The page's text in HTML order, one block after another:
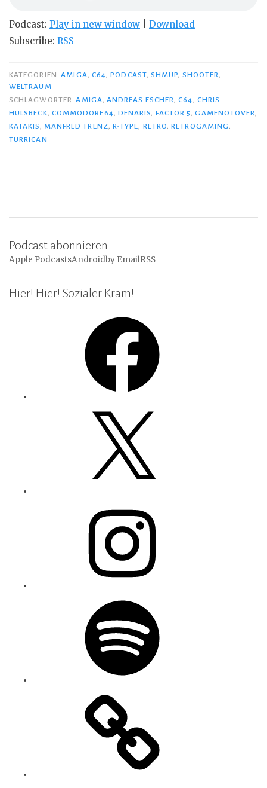
Podcast: Play in new window
Download
Subscribe: RSS
KATEGORIEN AMIGA, C64,PODCAST, SHMUP, SHOOTER,
WELTRAUM
SCHLAGWÖRTER AMIGA, ANDREAS ESCHER,C64, CHRIS
HÜLSBECK, COMMODORE64, DENARIS, FACTOR 5,GAMENOTOVER,
KATAKIS, MANFRED TRENZ, R-TYPE, RETRO,RETROGAMING,
TURRICAN
Podcast abonnieren
Apple PodcastsAndroidby EmailRSS
Hier! Hier! Sozialer Kram!